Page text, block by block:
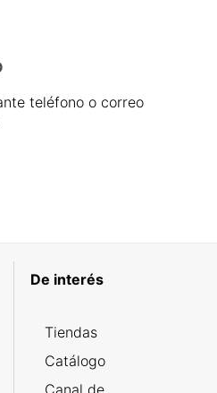
teléfono o correo
De interés
Tiendas
Catálogo
Canal de